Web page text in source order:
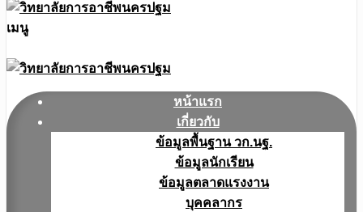
เมนู
หน้าแรก
เกี่ยวกับ
ข้อมูลพื้นฐาน วก.นฐ.
ข้อมูลนักเรียน
ข้อมูลตลาดแรงงาน
บุคคลากร